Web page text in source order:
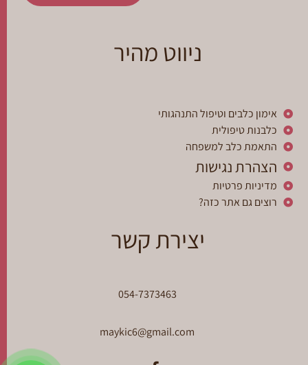
יצירת קשר
054-7373463
maykic6@gmail.com
ניווט מהיר
אימון כלבים וטיפול התנהגותי
כלבנות טיפולית
התאמת כלב למשפחה
הצהרת נגישות
מדיניות פרטיות
רוצים גם אתר כזה?